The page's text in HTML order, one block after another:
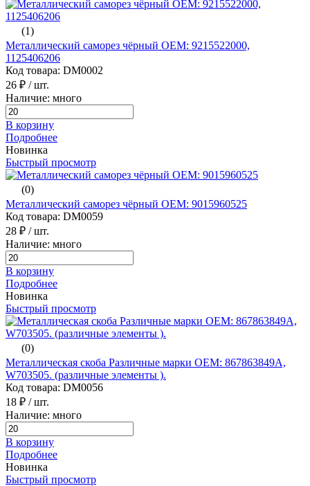
(1)
Металлический саморез чёрный ОЕМ: 9215522000,
1125406206
Код товара: DM0002
26 ₽ / шт.
Наличие: много
В корзину
Подробнее
Новинка
Быстрый просмотр
(0)
Металлический саморез чёрный ОЕМ: 9015960525
Код товара: DM0059
28 ₽ / шт.
Наличие: много
В корзину
Подробнее
Новинка
Быстрый просмотр
(0)
Металлическая скоба Различные марки ОЕМ: 867863849A,
W703505. (различные элементы ).
Код товара: DM0056
18 ₽ / шт.
Наличие: много
В корзину
Подробнее
Новинка
Быстрый просмотр